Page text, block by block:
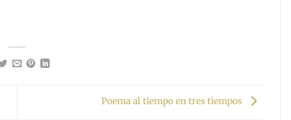
Poema al tiempo en tres tiempos